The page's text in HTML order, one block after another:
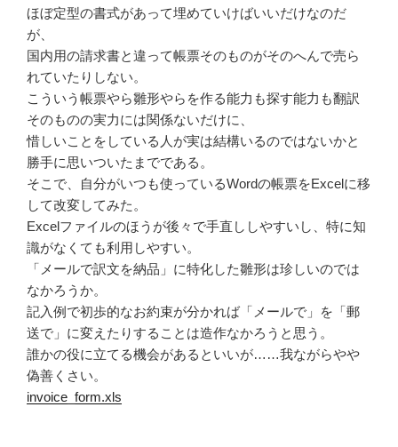
ほぼ定型の書式があって埋めていけばいいだけなのだ
が、
国内用の請求書と違って帳票そのものがそのへんで売ら
れていたりしない。
こういう帳票やら雛形やらを作る能力も探す能力も翻訳
そのものの実力には関係ないだけに、
惜しいことをしている人が実は結構いるのではないかと
勝手に思いついたまでである。
そこで、自分がいつも使っているWordの帳票をExcelに移
して改変してみた。
Excelファイルのほうが後々で手直ししやすいし、特に知
識がなくても利用しやすい。
「メールで訳文を納品」に特化した雛形は珍しいのでは
なかろうか。
記入例で初歩的なお約束が分かれば「メールで」を「郵
送で」に変えたりすることは造作なかろうと思う。
誰かの役に立てる機会があるといいが……我ながらやや
偽善くさい。
invoice_form.xls